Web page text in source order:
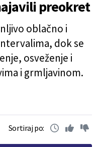
preokret
oblačno i
dok se
osveženje i
i grmljavinom.
Sortiraj po: